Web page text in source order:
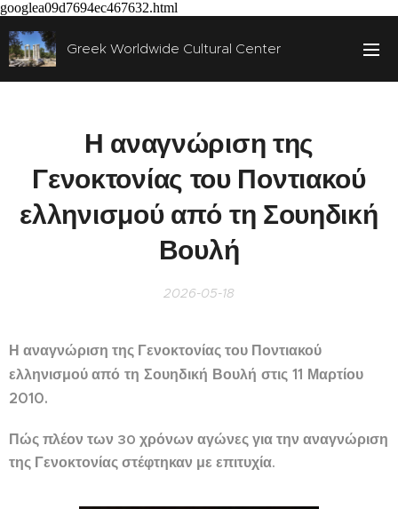
googlea09d7694ec467632.html
Greek Worldwide Cultural Center
Η αναγνώριση της
Γενοκτονίας του Ποντιακού
ελληνισμού από τη Σουηδική
Βουλή
2026-05-18
Η αναγνώριση της Γενοκτονίας του Ποντιακού
ελληνισμού από τη Σουηδική Βουλή στις 11 Μαρτίου
2010.
Πώς πλέον των 30 χρόνων αγώνες για την αναγνώριση
της Γενοκτονίας στέφτηκαν με επιτυχία.